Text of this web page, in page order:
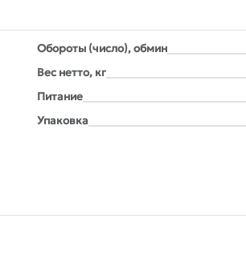
Обороты (число), обмин
Вес нетто, кг
Питание
Упаковка